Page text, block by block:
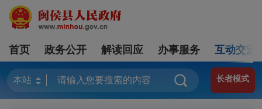
首页 政务公开 解读回应 办事服务 互动交流
长者模式